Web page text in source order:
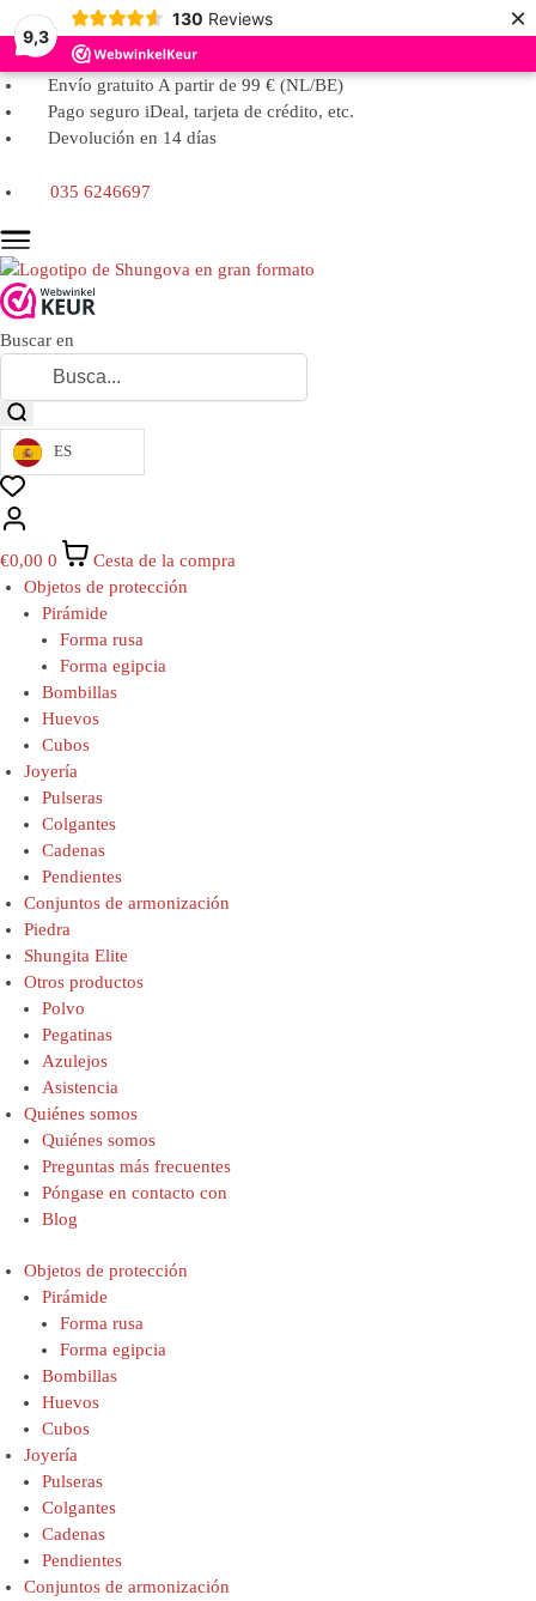
9,3
130 Reviews ×
Envío gratuito A partir de 99 € (NL/BE)
Pago seguro iDeal, tarjeta de crédito, etc.
Devolución en 14 días
035 6246697
Buscar en
ES
€0,00 0
Cesta de la compra
Objetos de protección
Pirámide
Forma rusa
Forma egipcia
Bombillas
Huevos
Cubos
Joyería
Pulseras
Colgantes
Cadenas
Pendientes
Conjuntos de armonización
Piedra
Shungita Elite
Otros productos
Polvo
Pegatinas
Azulejos
Asistencia
Quiénes somos
Quiénes somos
Preguntas más frecuentes
Póngase en contacto con
Blog
Objetos de protección
Pirámide
Forma rusa
Forma egipcia
Bombillas
Huevos
Cubos
Joyería
Pulseras
Colgantes
Cadenas
Pendientes
Conjuntos de armonización